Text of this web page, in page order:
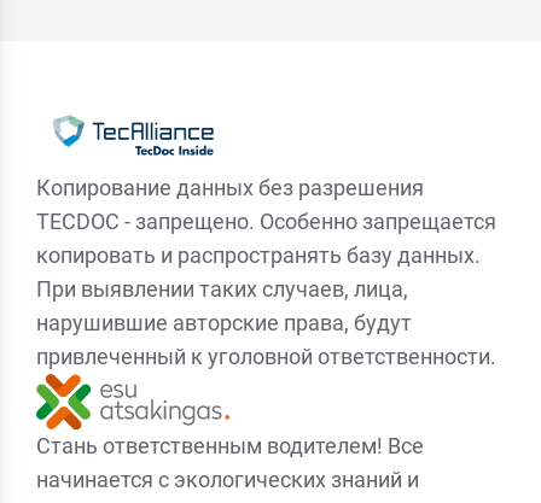
Копирование данных без разрешения
TECDOC - запрещено. Особенно запрещается
копировать и распространять базу данных.
При выявлении таких случаев, лица,
нарушившие авторские права, будут
привлеченный к уголовной ответственности.
Стань ответственным водителем! Все
начинается с экологических знаний и